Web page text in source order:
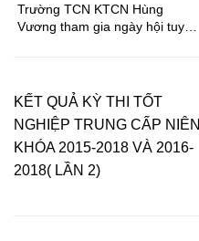
Trường TCN KTCN Hùng
Vương tham gia ngày hội tuyển
KẾT QUẢ KỲ THI TỐT
NGHIỆP TRUNG CẤP NIÊN
KHÓA 2015-2018 VÀ 2016-
2018( LẦN 2)